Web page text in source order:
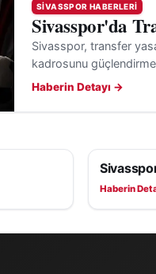
SIVASSPOR HABERLERI
Sivasspor'da
Sivasspor, transfer
kadrosunu
Haberin Detayı →
SIVASSPOR
Haberin